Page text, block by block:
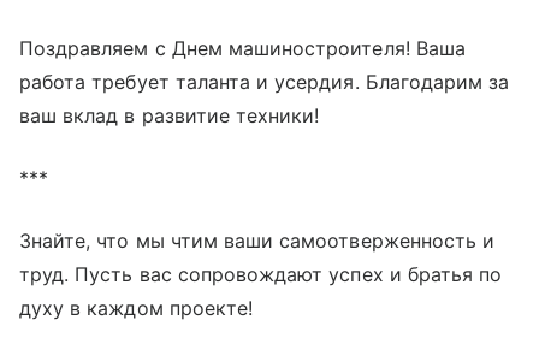
Поздравляем с Днем машиностроителя! Ваша
работа требует таланта и усердия. Благодарим за
ваш вклад в развитие техники!
***
Знайте, что мы чтим ваши самоотверженность и
труд. Пусть вас сопровождают успех и братья по
духу в каждом проекте!